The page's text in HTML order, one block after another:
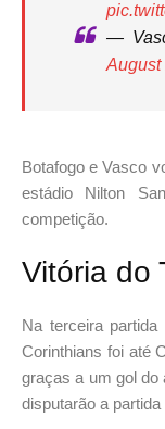
—
August
Botafogo e Vasco
estádio Nilton
competição.
Vitória do
Na terceira
Corinthians foi até
graças a um gol do
disputarão a